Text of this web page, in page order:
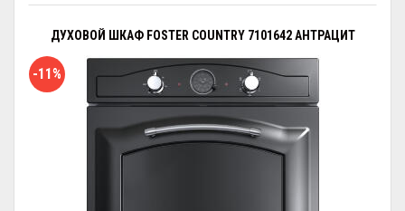
ДУХОВОЙ ШКАФ FOSTER COUNTRY 7101642 АНТРАЦИТ
-11%